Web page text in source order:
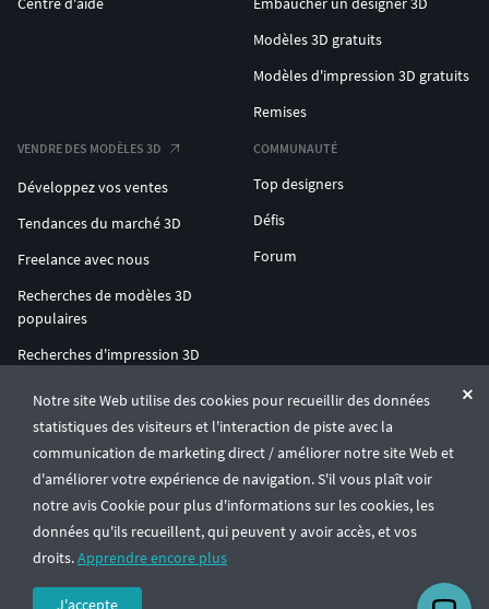
Notre site Web utilise des cookies pour recueillir des données
statistiques des visiteurs et l'interaction de piste avec la
communication de marketing direct / améliorer notre site Web et
d'améliorer votre expérience de navigation. S'il vous plaît voir
notre avis Cookie pour plus d'informations sur les cookies, les
données qu'ils recueillent, qui peuvent y avoir accès, et vos
droits.Apprendre encore plus
J'accepte
Modèles 3D gratuits
Modèles d'impression 3D gratuits
Remises
VENDRE DES MODÈLES 3D
Développez vos ventes
Tendances du marché 3D
Freelance avec nous
Recherches de modèles 3D
populaires
Recherches d'impression 3D
COMMUNAUTÉ
Top designers
Défis
Forum
ENTERPRISE 3D AT SCALE
© CGTrader 2011-2026
UAB CGTrader, Antakalnio st. 17, Vilnius, Lithuania
Conditions généralesConfidentialité🇫🇷 Français